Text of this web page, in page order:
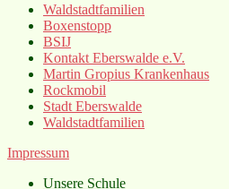
Waldstadtfamilien
Boxenstopp
BSIJ
Kontakt Eberswalde e.V.
Martin Gropius Krankenhaus
Rockmobil
Stadt Eberswalde
Waldstadtfamilien
Impressum
Unsere Schule